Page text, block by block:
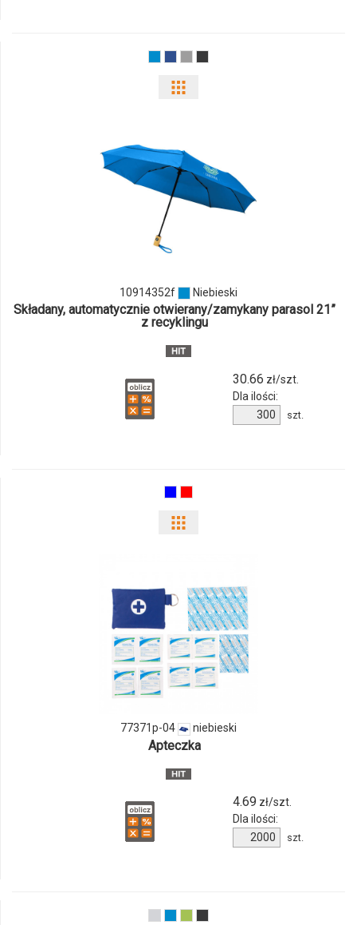
i
ilości
produktu
10914352f Niebieski
Składany, automatycznie otwierany/zamykany parasol 21”
z recyklingu
30.66 zł/szt.
Dla ilości:
produktu
szt.
i
ilości
produktu
77371p-
77371p-04 niebieski
Apteczka
4.69 zł/szt.
Dla ilości:
Ilość
produktu
szt.